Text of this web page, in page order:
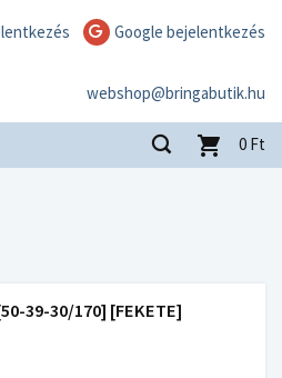
Google bejelentkezés
webshop@bringabutik.hu
0 Ft
39-30/170] [FEKETE]